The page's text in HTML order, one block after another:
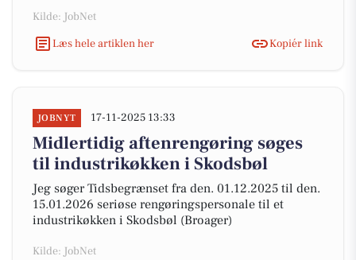
Kilde: JobNet
Læs hele artiklen her
Kopiér link
JOBNYT 17-11-2025 13:33
Midlertidig aftenrengøring søges
til industrikøkken i Skodsbøl
Jeg søger Tidsbegrænset fra den. 01.12.2025 til den.
15.01.2026 seriøse rengøringspersonale til et
industrikøkken i Skodsbøl (Broager)
Kilde: JobNet